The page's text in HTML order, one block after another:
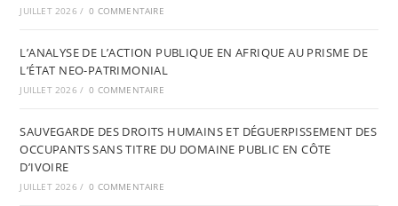
JUILLET 2026 / 0 COMMENTAIRE
L’ANALYSE DE L’ACTION PUBLIQUE EN AFRIQUE AU PRISME DE
L’ÉTAT NEO-PATRIMONIAL
JUILLET 2026 / 0 COMMENTAIRE
SAUVEGARDE DES DROITS HUMAINS ET DÉGUERPISSEMENT DES
OCCUPANTS SANS TITRE DU DOMAINE PUBLIC EN CÔTE
D’IVOIRE
JUILLET 2026 / 0 COMMENTAIRE